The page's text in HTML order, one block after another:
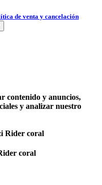
de venta y cancelación
contenido y anuncios,
y analizar nuestro
coral